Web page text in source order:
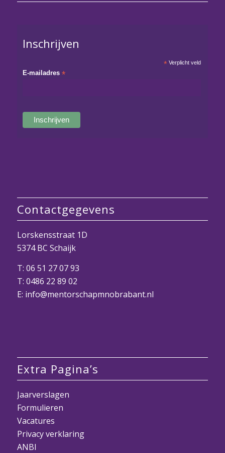
Inschrijven
*Verplicht veld
E-mailadres*
Contactgegevens
Lorskensstraat 1D
5374 BC Schaijk
T: 06 51 27 07 93
T: 0486 22 89 02
E: info@mentorschapmnobrabant.nl
Extra Pagina’s
Jaarverslagen
Formulieren
Vacatures
Privacy verklaring
ANBI